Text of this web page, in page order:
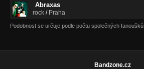
Abraxas
rock / Praha
Podobnost se určuje podle počtu společných fanoušků.
Bandzone.cz